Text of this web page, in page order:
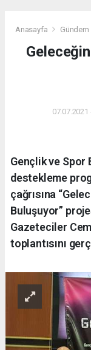
Anasayfa Gündem
07.07.2021
Gençlik ve Spor
destekleme
çağrısına
Buluşuyor”
Gazeteciler
toplantısını